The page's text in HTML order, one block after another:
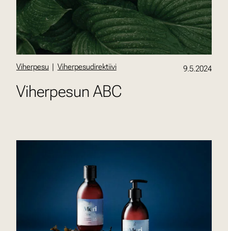
Viherpesu | Viherpesudirektiivi 9.5.2024
Viherpesun ABC